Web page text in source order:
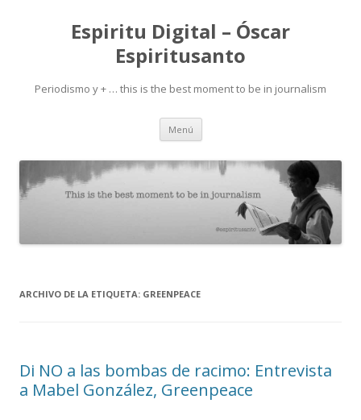
Espiritu Digital – Óscar
Espiritusanto
Periodismo y + … this is the best moment to be in journalism
Menú Ir
contenido
ARCHIVO DE LA ETIQUETA: GREENPEACE
Di NO a las bombas de racimo: Entrevista
a Mabel González, Greenpeace